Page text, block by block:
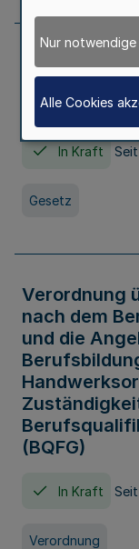
Gesetz über
Nordrhein-
HG)
In Kraft
Gesetz
Verordnung
nach dem
und die
(BQFG)
In Kraft
Verordnung
Nur
Alle Cookies